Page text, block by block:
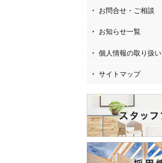
お問合せ・ご相談
お知らせ一覧
個人情報の取り扱い
サイトマップ